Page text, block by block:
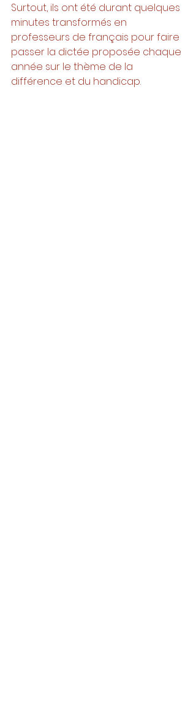
Surtout, ils ont été durant quelques
minutes transformés en
professeurs de français pour faire
passer la dictée proposée chaque
année sur le thème de la
différence et du handicap.